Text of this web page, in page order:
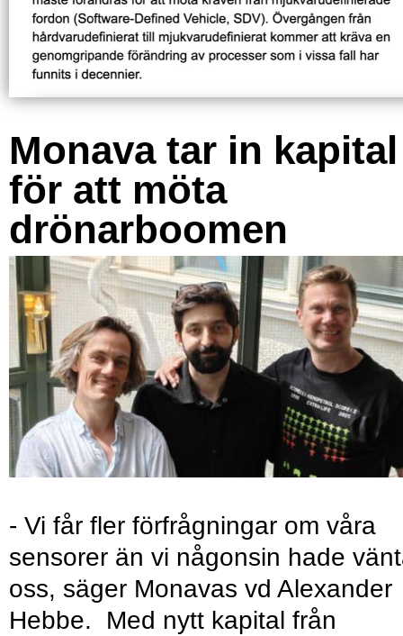
Monava tar in kapital
för att möta
drönarboomen
- Vi får fler förfrågningar om våra
sensorer än vi någonsin hade
oss, säger Monavas vd Alexander
Hebbe. Med nytt kapital från